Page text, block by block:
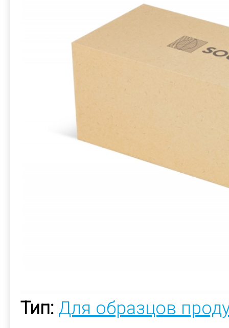
Тип: Для образцов